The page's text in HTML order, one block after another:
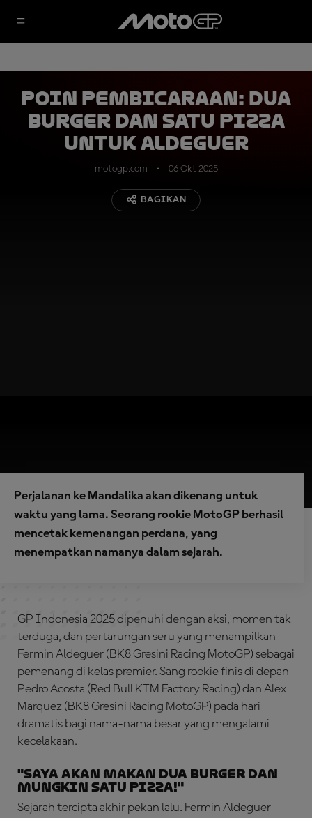
Poin Pembicaraan: Dua
Burger dan Satu Pizza
untuk Aldeguer
motogp.com 06 Okt 2025
BAGIKAN
Perjalanan ke Mandalika akan dikenang untuk
waktu yang lama. Seorang rookie MotoGP berhasil
mencetak kemenangan perdana, yang
menempatkan namanya dalam sejarah.
GP Indonesia 2025 dipenuhi dengan aksi, momen tak
terduga, dan pertarungan seru yang menampilkan
Fermin Aldeguer (BK8 Gresini Racing MotoGP) sebagai
pemenang di kelas premier. Sang rookie finis di depan
Pedro Acosta (Red Bull KTM Factory Racing) dan Alex
Marquez (BK8 Gresini Racing MotoGP) pada hari
dramatis bagi nama-nama besar yang mengalami
kecelakaan.
"Saya Akan Makan Dua Burger dan
Mungkin Satu Pizza!"
Sejarah tercipta akhir pekan lalu. Fermin Aldeguer